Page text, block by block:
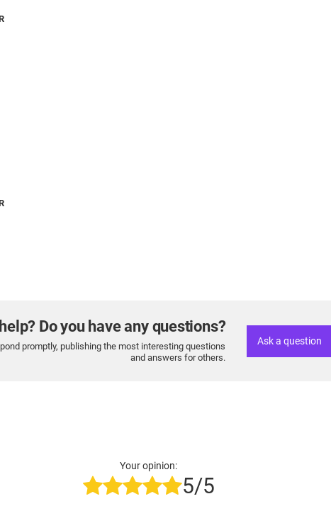
Do you have any questions?
promptly, publishing the most interesting questions
and answers for others.
Ask a question
Your opinion:
5/5